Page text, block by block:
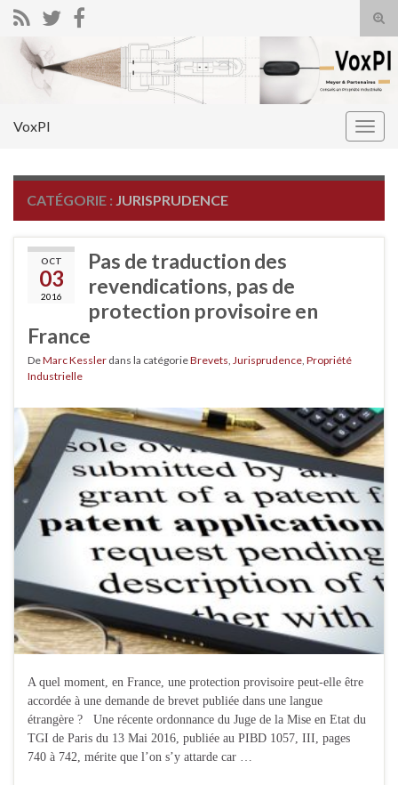
Search for:
VoxPI
CATÉGORIE : JURISPRUDENCE
OCT
03
2016
Pas de traduction des
revendications, pas de
protection provisoire en
France
DeMarc Kessler dans la catégorieBrevets Jurisprudence Propriété
Industrielle
A quel moment, en France, une protection provisoire peut-elle être
accordée à une demande de brevet publiée dans une langue
étrangère ? Une récente ordonnance du Juge de la Mise en Etat du
TGI de Paris du 13 Mai 2016, publiée au PIBD 1057, III, pages
740 à 742, mérite que l’on s’y attarde car …